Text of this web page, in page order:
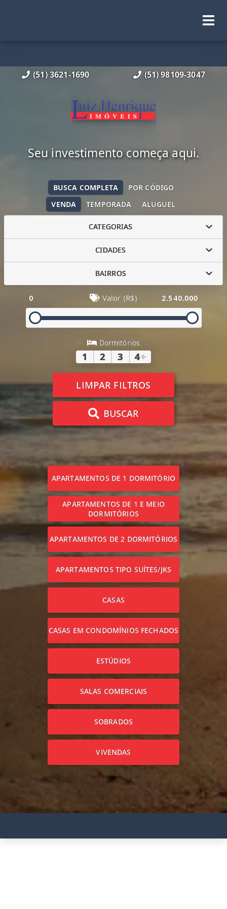
(51) 3621-1690 (51) 98109-3047
Seu investimento começa aqui.
VENDA TEMPORADA ALUGUEL
BUSCA COMPLETA POR CÓDIGO
CATEGORIAS
CIDADES
BAIRROS
0 Valor (R$) 2.540.000
Dormitórios
1 2 3 4+
LIMPAR FILTROS
BUSCAR
APARTAMENTOS DE 1 DORMITÓRIO
APARTAMENTOS DE 1 E MEIO
DORMITÓRIOS
APARTAMENTOS DE 2 DORMITÓRIOS
APARTAMENTOS TIPO SUÍTES/JKS
CASAS
CASAS EM CONDOMÍNIOS FECHADOS
ESTÚDIOS
SALAS COMERCIAIS
SOBRADOS
VIVENDAS